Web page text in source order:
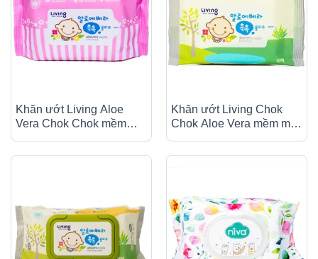
Khăn ướt Living Aloe
Vera Chok Chok mềm
Khăn ướt Living Chok
Chok Aloe Vera mềm mại,